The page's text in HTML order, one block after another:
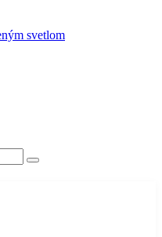
svetlom